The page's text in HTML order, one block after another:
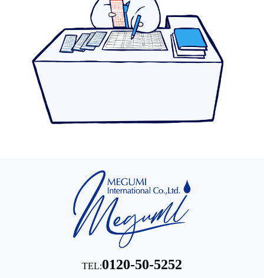
TEL:0120-50-5252